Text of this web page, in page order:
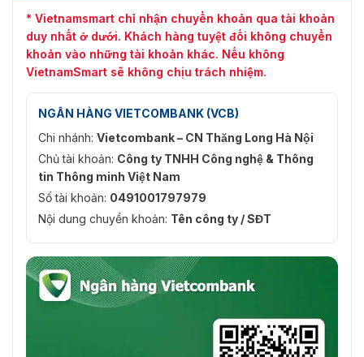
* Vietnamsmart chỉ nhận chuyển khoản qua tài khoản
duy nhất ở dưới. Khách hàng tuyệt đối không chuyển
khoản vào những tài khoản khác. Nếu không
VietnamSmart sẽ không chịu trách nhiệm.
NGÂN HÀNG VIETCOMBANK (VCB)
Chi nhánh: Vietcombank – CN Thăng Long Hà Nội
Chủ tài khoản: Công ty TNHH Công nghệ & Thông
tin Thông minh Việt Nam
Số tài khoản: 0491001797979
Nội dung chuyển khoản: Tên công ty / SĐT